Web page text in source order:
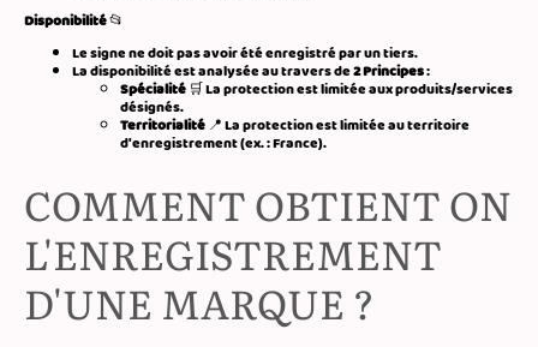
Disponibilité📂
Le signe ne doit pas avoir été enregistré par un tiers.
La disponibilité est analysée au travers de2 Principes:
Spécialité 🛒 La protection est limitée aux produits/services
désignés.
Territorialité 📍 La protection est limitée au territoire
d'enregistrement (ex. : France).
COMMENT OBTIENT ON
L'ENREGISTREMENT
D'UNE MARQUE ?